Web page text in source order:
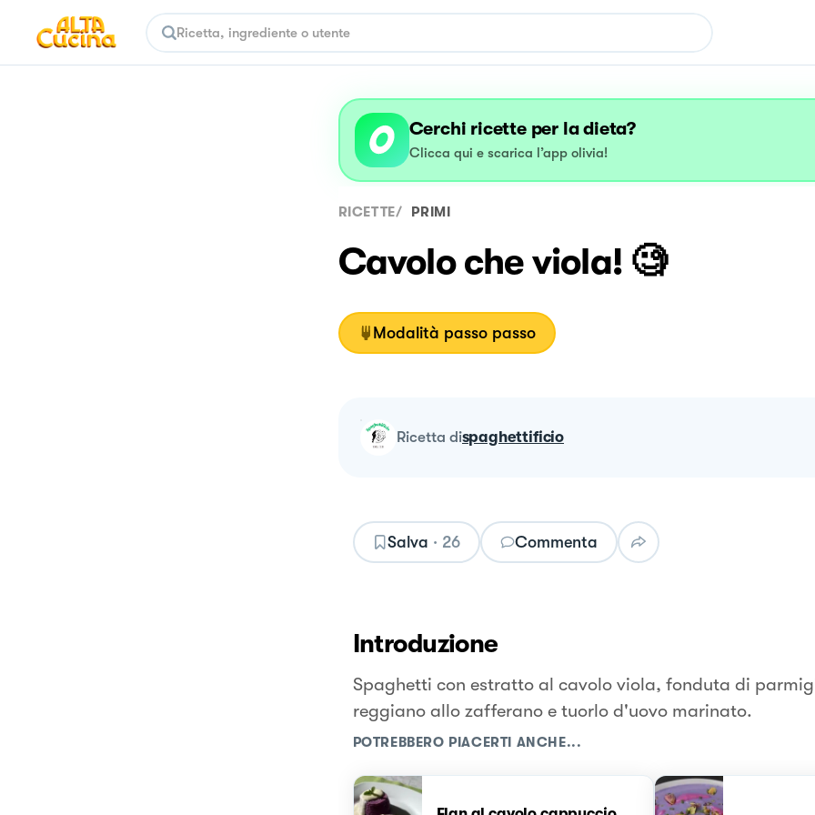
Cerchi ricette per la dieta?
Clicca qui e scarica l’app olivia!
RICETTE/ PRIMI
Cavolo che viola! 🧐
Modalità passo passo
ricetta dispaghettificio
Salva · 26 Commenta
Introduzione
Spaghetti con estratto al cavolo viola, fonduta di
reggiano allo zafferano e tuorlo d'uovo marinato.
POTREBBERO PIACERTI ANCHE...